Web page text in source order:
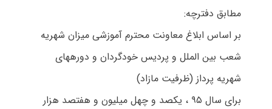
مطابق دفترچه:
بر اساس ابلاغ معاونت محترم آموزشی میزان شهریه
شعب بین الملل و پردیس خودگردان و دورههای
شهریه پرداز (ظرفیت مازاد)
برای سال ۹۵ ، یکصد و چهل میلیون و هفتصد هزار